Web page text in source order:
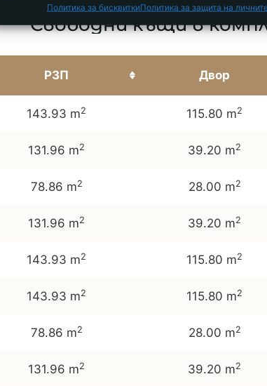
Политика за бисквиткиПолитика за защита на
Свободни къщи в
РЗП Двор
143.93 m2 115.80 m2
131.96 m2 39.20 m2
78.86 m2 28.00 m2
131.96 m2 39.20 m2
143.93 m2 115.80 m2
143.93 m2 115.80 m2
78.86 m2 28.00 m2
131.96 m2 39.20 m2